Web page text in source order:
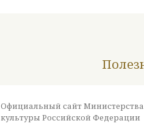
Официальный сайт Министерства
культуры Российской Федерации